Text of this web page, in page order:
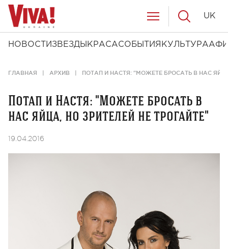
НОВОСТИ ЗВЕЗДЫ КРАСАСОБЫТИЯ КУЛЬТУРА
UK
ГЛАВНАЯ АРХИВ ПОТАП И НАСТЯ: "МОЖЕТЕ БРОСАТЬ В НАС
Потап и Настя: "Можете бросать в
нас яйца, но зрителей не трогайте"
19.04.2016